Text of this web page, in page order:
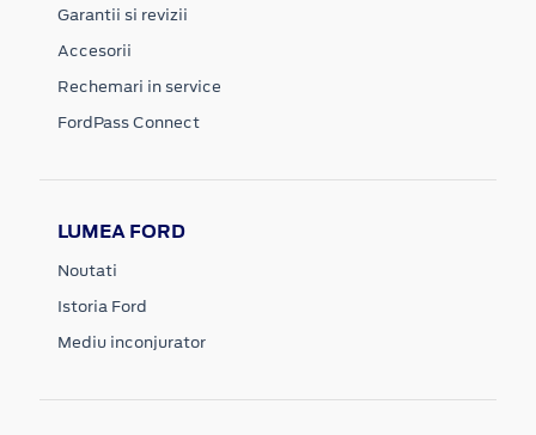
Garantii si revizii
Accesorii
Rechemari in service
FordPass Connect
LUMEA FORD
Noutati
Istoria Ford
Mediu inconjurator